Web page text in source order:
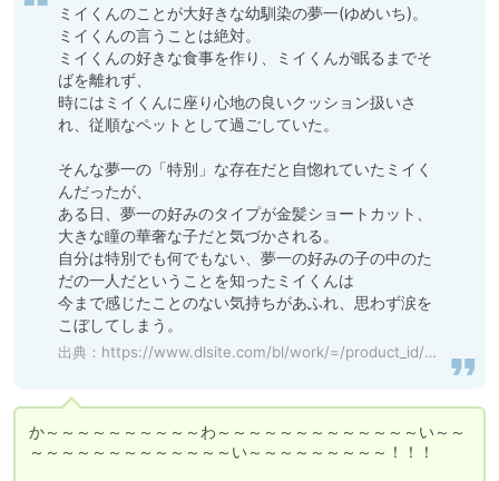
ミイくんのことが大好きな幼馴染の夢一(ゆめいち)。
ミイくんの言うことは絶対。
ミイくんの好きな食事を作り、ミイくんが眠るまでそ
ばを離れず、
時にはミイくんに座り心地の良いクッション扱いさ
れ、従順なペットとして過ごしていた。
そんな夢一の「特別」な存在だと自惚れていたミイく
んだったが、
ある日、夢一の好みのタイプが金髪ショートカット、
大きな瞳の華奢な子だと気づかされる。
自分は特別でも何でもない、夢一の好みの子の中のた
だの一人だということを知ったミイくんは
今まで感じたことのない気持ちがあふれ、思わず涙を
こぼしてしまう。
出典： https://www.dlsite.com/bl/work/=/product_id/RJ01135317.html
か～～～～～～～～～～わ～～～～～～～～～～～～～い～～
～～～～～～～～～～～～～い～～～～～～～～～！！！